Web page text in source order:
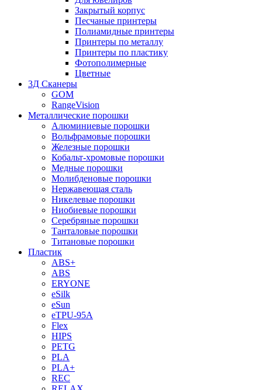
Закрытый корпус
Песчаные принтеры
Полиамидные принтеры
Принтеры по металлу
Принтеры по пластику
Фотополимерные
Цветные
3Д Сканеры
GOM
RangeVision
Металлические порошки
Алюминиевые порошки
Вольфрамовые порошки
Железные порошки
Кобальт-хромовые порошки
Медные порошки
Молибденовые порошки
Нержавеющая сталь
Никелевые порошки
Ниобиевые порошки
Серебряные порошки
Танталовые порошки
Титановые порошки
Пластик
ABS+
ABS
ERYONE
eSilk
eSun
eTPU-95A
Flex
HIPS
PETG
PLA
PLA+
REC